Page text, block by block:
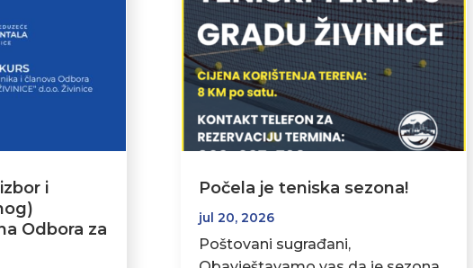
i
Odbora za
Počela je teniska sezona!
jul 20, 2026
Poštovani sugrađani,